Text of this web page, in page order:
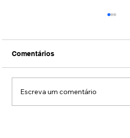
Comentários
Escreva um comentário